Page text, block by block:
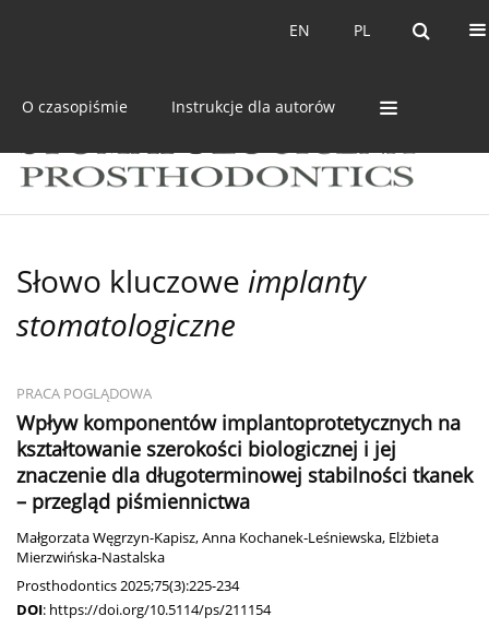
PL
EN PL
EN
O czasopiśmie Instrukcje dla autorów
Słowo kluczowe implanty
stomatologiczne
PRACA POGLĄDOWA
Wpływ komponentów implantoprotetycznych na
kształtowanie szerokości biologicznej i jej
znaczenie dla długoterminowej stabilności tkanek
– przegląd piśmiennictwa
Małgorzata Węgrzyn-Kapisz,Anna Kochanek-Leśniewska, Elżbieta
Mierzwińska-Nastalska
Prosthodontics 2025;75(3):225-234
DOI: https://doi.org/10.5114/ps/211154